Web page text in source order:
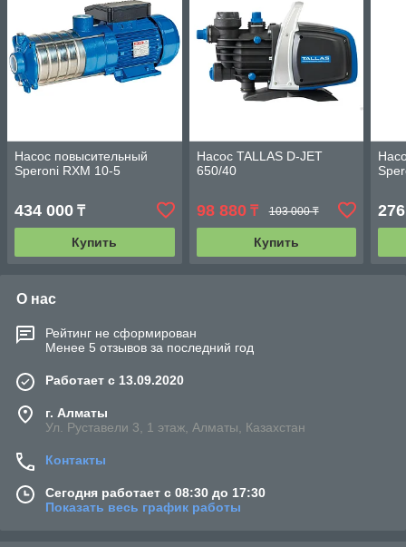
Насос повысительный
Speroni RXM 10-5
434 000 ₸
Купить
Насос TALLAS D-JET
650/40
98 880₸ 103 000 ₸
Купить
О нас
Рейтинг не сформирован
Менее 5 отзывов за последний год
Работает с 13.09.2020
г. Алматы
Ул. Руставели 3, 1 этаж, Алматы, Казахстан
Контакты
Сегодня работает с 08:30 до 17:30
Показать весь график работы